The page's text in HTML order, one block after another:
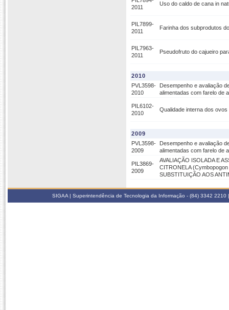
2011
Uso do caldo de cana in
PIL7899-
2011
Farinha dos subprodutos
PIL7963-
2011
Pseudofruto do cajueiro
2010
PVL3598-
2010
Desempenho e avaliação
alimentadas com farelo de
PIL6102-
2010
Qualidade interna dos
2009
PVL3598-
2009
Desempenho e avaliação
alimentadas com farelo de
PIL3869-
2009
AVALIAÇÃO ISOLADA E
CITRONELA
SUBSTITUIÇÃO AOS
SIGAA | Superintendência de Tecnologia da Informação - (84) 3342